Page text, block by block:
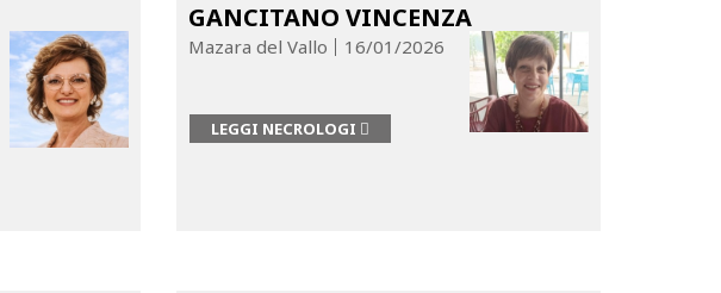
GANCITANO VINCENZA
Mazara del Vallo 16/01/2026
LEGGI NECROLOGI